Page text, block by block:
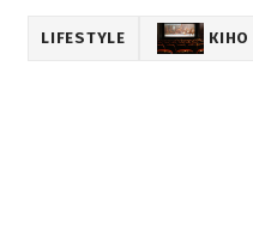
LIFESTYLE КІНО